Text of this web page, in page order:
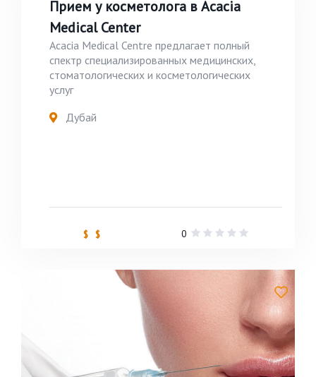
Прием у косметолога в Acacia
Medical Center
Acacia Medical Centre предлагает полный
спектр специализированных медицинских,
стоматологических и косметологических
услуг
Дубай
$ $ 0